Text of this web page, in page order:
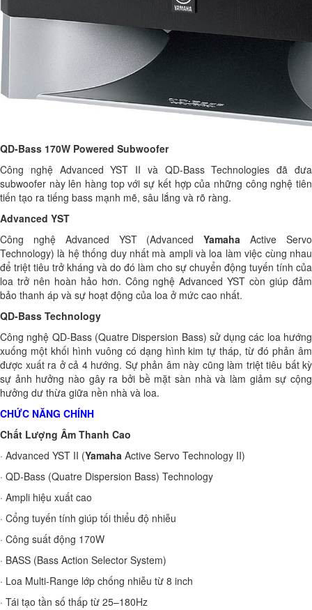
QD-Bass 170W Powered Subwoofer
Công nghệ Advanced YST II và QD-Bass Technologies đã đưa
subwoofer này lên hàng top với sự kết hợp của những công nghệ tiên
tiến tạo ra tiếng bass mạnh mẽ, sâu lắng và rõ ràng.
Advanced YST
Công nghệ Advanced YST (AdvancedYamaha Active Servo
Technology) là hệ thống duy nhất mà ampli và loa làm việc cùng nhau
để triệt tiêu trở kháng và do đó làm cho sự chuyển động tuyến tính của
loa trở nên hoàn hảo hơn. Công nghệ Advanced YST còn giúp đảm
bảo thanh áp và sự hoạt động của loa ở mức cao nhất.
QD-Bass Technology
Công nghệ QD-Bass (Quatre Dispersion Bass) sử dụng các loa hướng
xuống một khối hình vuông có dạng hình kim tự tháp, từ đó phản âm
được xuất ra ở cả 4 hướng. Sự phản âm này cũng làm triệt tiêu bất kỳ
sự ảnh hưởng nào gây ra bởi bề mặt sàn nhà và làm giảm sự cộng
hưởng dư thừa giữa nền nhà và loa.
CHỨC NĂNG CHÍNH
Chất Lượng Âm Thanh Cao
· Advanced YST II (Yamaha Active Servo Technology II)
· QD-Bass (Quatre Dispersion Bass) Technology
· Ampli hiệu xuất cao
· Cổng tuyến tính giúp tối thiểu độ nhiễu
· Công suất động 170W
· BASS (Bass Action Selector System)
· Loa Multi-Range lớp chống nhiễu từ 8 inch
· Tái tạo tần số thấp từ 25–180Hz